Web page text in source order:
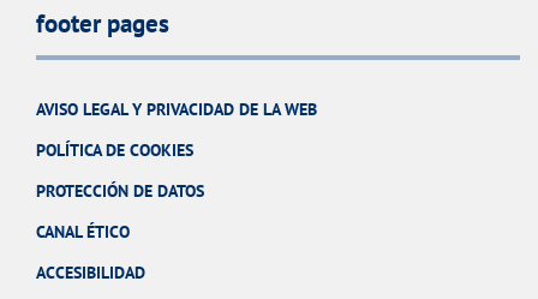
footer pages
AVISO LEGAL Y PRIVACIDAD DE LA WEB
POLÍTICA DE COOKIES
PROTECCIÓN DE DATOS
CANAL ÉTICO
ACCESIBILIDAD